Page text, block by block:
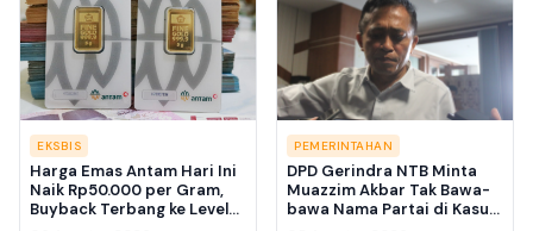
EKSBIS
Harga Emas Antam Hari Ini
Naik Rp50.000 per Gram,
Buyback Terbang ke Level
PEMERINTAHAN
DPD Gerindra NTB Minta
Muazzim Akbar Tak Bawa-
bawa Nama Partai di Kasus